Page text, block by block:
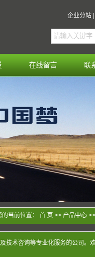
企业分站
在线留言 联
的当前位置： 首 页 >> 产品中心 >>
术咨询等专业化服务的公司。欢